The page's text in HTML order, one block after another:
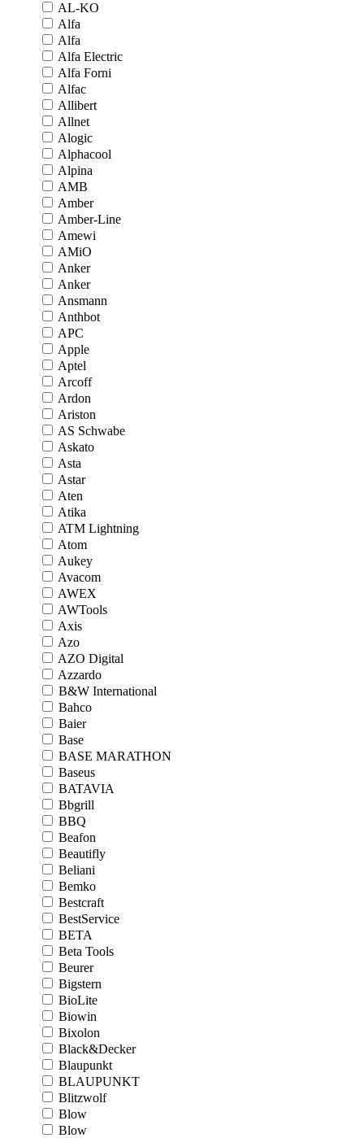
AL-KO
Alfa
Alfa
Alfa Electric
Alfa Forni
Alfac
Allibert
Allnet
Alogic
Alphacool
Alpina
AMB
Amber
Amber-Line
Amewi
AMiO
Anker
Anker
Ansmann
Anthbot
APC
Apple
Aptel
Arcoff
Ardon
Ariston
AS Schwabe
Askato
Asta
Astar
Aten
Atika
ATM Lightning
Atom
Aukey
Avacom
AWEX
AWTools
Axis
Azo
AZO Digital
Azzardo
B&W International
Bahco
Baier
Base
BASE MARATHON
Baseus
BATAVIA
Bbgrill
BBQ
Beafon
Beautifly
Beliani
Bemko
Bestcraft
BestService
BETA
Beta Tools
Beurer
Bigstern
BioLite
Biowin
Bixolon
Black&Decker
Blaupunkt
BLAUPUNKT
Blitzwolf
Blow
Blow